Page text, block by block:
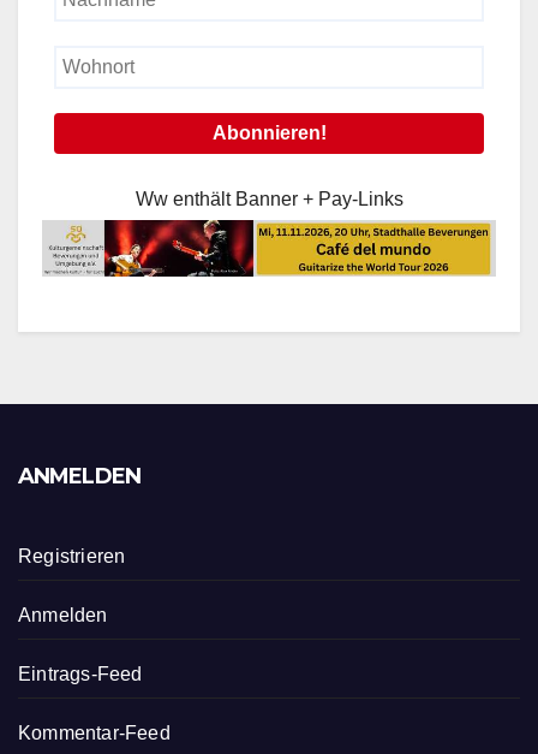
Ww enthält Banner + Pay-Links
ANMELDEN
Registrieren
Anmelden
Eintrags-Feed
Kommentar-Feed